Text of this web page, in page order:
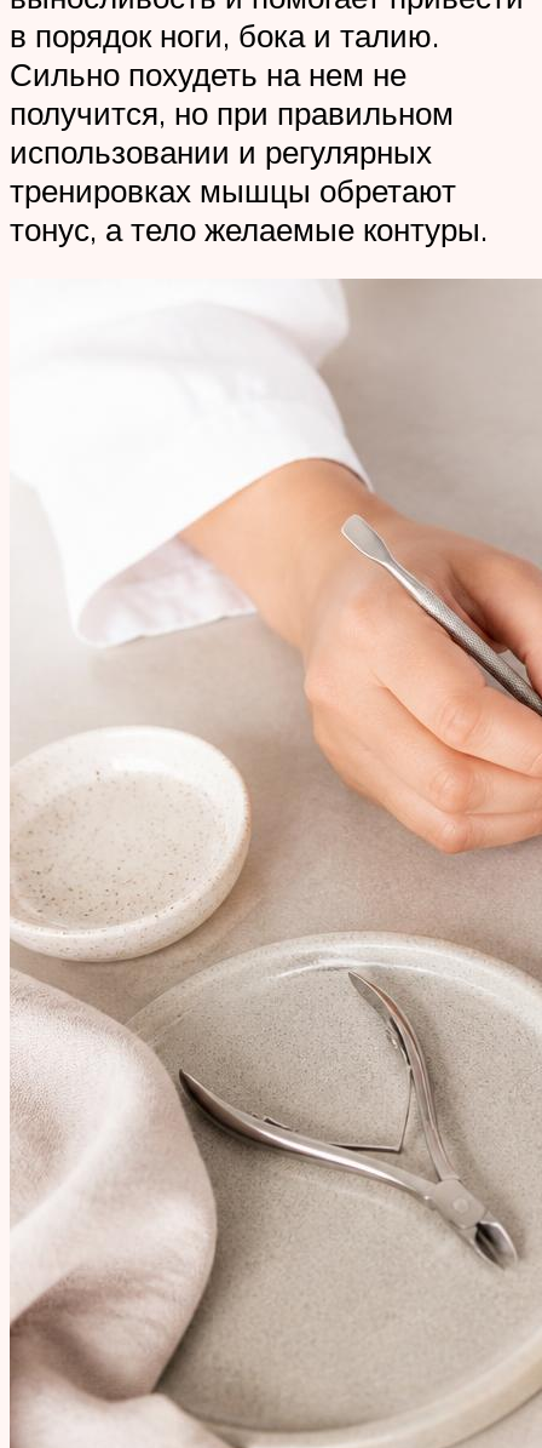
в порядок ноги, бока и талию.
Сильно похудеть на нем не
получится, но при правильном
использовании и регулярных
тренировках мышцы обретают
тонус, а тело желаемые контуры.